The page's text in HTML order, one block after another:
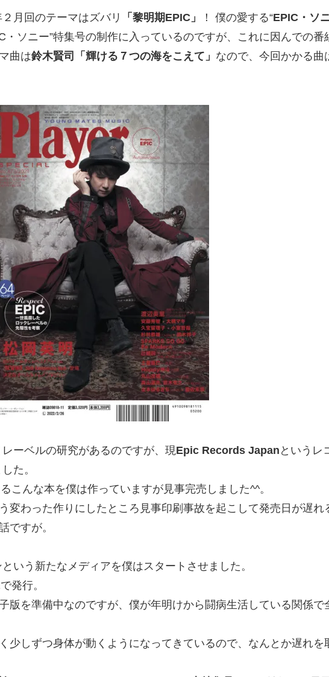
月回のテーマはズバリ 「黎明期EPIC」 ！ 僕の愛する“EPIC・ソ
ソニー”特集号の制作に入っているのですが、これに因んでの番
曲は鈴木賢司「輝ける７つの海をこえて」 なので、今回かかる
ーベルの研究があるのですが、現Epic Records Japan というレ
た。
こんな本を僕は作っていますが見事完売しました^^。
変わった作りにしたところ見事印刷事故を起こして発売日が遅れ
ですが。
いう新たなメディアを僕はスタートさせました。
発行。
版を準備中なのですが、僕が年明けから闘病生活している関係で
少しずつ身体が動くようになってきているので、なんとか遅れ